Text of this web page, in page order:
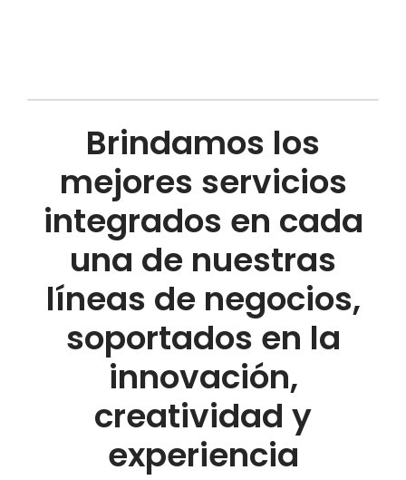
Brindamos los
mejores servicios
integrados en cada
una de nuestras
líneas de negocios,
soportados en la
innovación,
creatividad y
experiencia